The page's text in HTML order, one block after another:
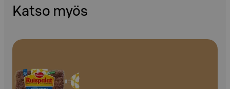
Katso myös